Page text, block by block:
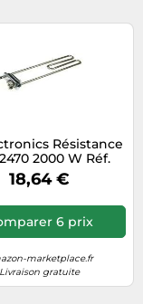
Résistance
2000 W Réf.
AEG73309901
18,64 €
6 prix
marketplace.fr
Livraison gratuite